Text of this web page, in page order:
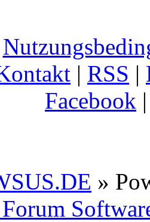
| RSS |
Facebook
»